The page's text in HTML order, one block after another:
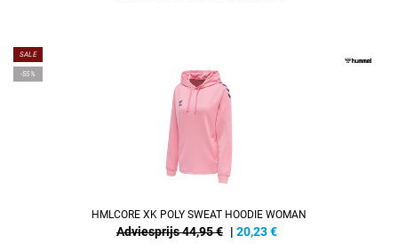
SALE
-55%
HMLCORE XK POLY SWEAT HOODIE WOMAN
Adviesprijs 44,95 € | 20,23€